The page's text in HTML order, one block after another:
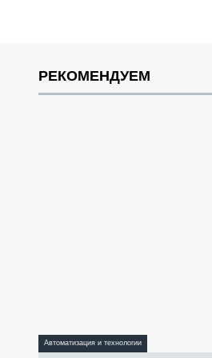
РЕКОМЕНДУЕМ
Автоматизация и технологии